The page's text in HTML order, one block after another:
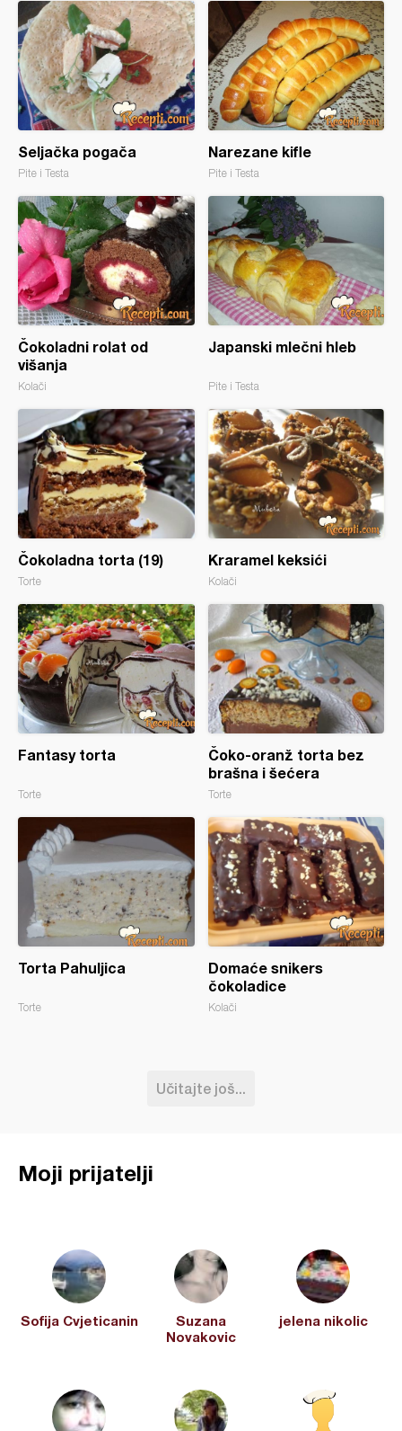
Seljačka pogača
Pite i Testa
Narezane kifle
Pite i Testa
Čokoladni rolat od
višanja
Kolači
Japanski mlečni hleb
Pite i Testa
Čokoladna torta (19)
Torte
Kraramel keksići
Kolači
Fantasy torta
Torte
Čoko-oranž torta bez
brašna i šećera
Torte
Torta Pahuljica
Torte
Domaće snikers
čokoladice
Kolači
Učitajte još...
Moji prijatelji
Sofija Cvjeticanin
Suzana
Novakovic
jelena nikolic